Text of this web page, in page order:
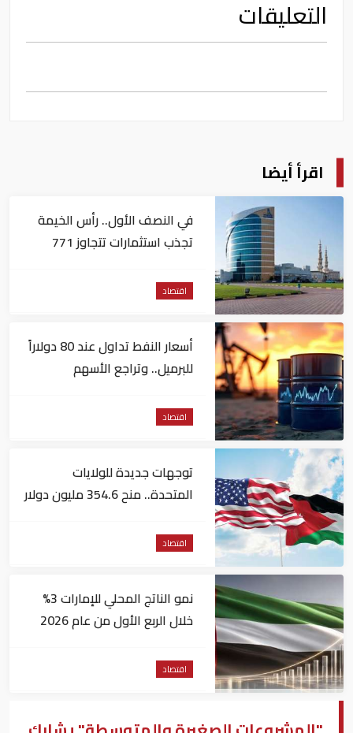
التعليقات
اقرأ أيضا
في النصف الأول.. رأس الخيمة
تجذب استثمارات تتجاوز 771
اقتصاد
أسعار النفط تداول عند 80 دولاراً
للبرميل.. وتراجع الأسهم
اقتصاد
توجهات جديدة للولايات
المتحدة.. منح 354.6 مليون دولار
اقتصاد
نمو الناتج المحلي للإمارات 3%
خلال الربع الأول من عام 2026
اقتصاد